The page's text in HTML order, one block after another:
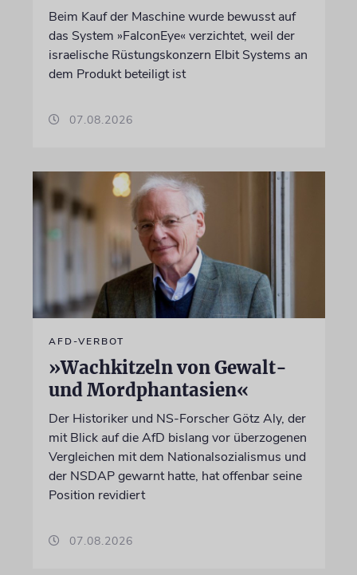
Beim Kauf der Maschine wurde bewusst auf
das System »FalconEye« verzichtet, weil der
israelische Rüstungskonzern Elbit Systems an
dem Produkt beteiligt ist
07.08.2026
AFD-VERBOT
»Wachkitzeln von Gewalt-
und Mordphantasien«
Der Historiker und NS-Forscher Götz Aly, der
mit Blick auf die AfD bislang vor überzogenen
Vergleichen mit dem Nationalsozialismus und
der NSDAP gewarnt hatte, hat offenbar seine
Position revidiert
07.08.2026